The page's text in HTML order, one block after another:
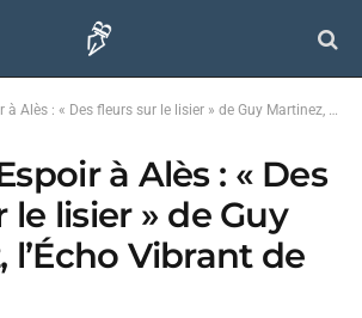
: « Des fleurs sur le lisier » de Guy Martinez, l’Écho Vibrant de 1943
à Alès : « Des
le lisier » de Guy
l’Écho Vibrant de